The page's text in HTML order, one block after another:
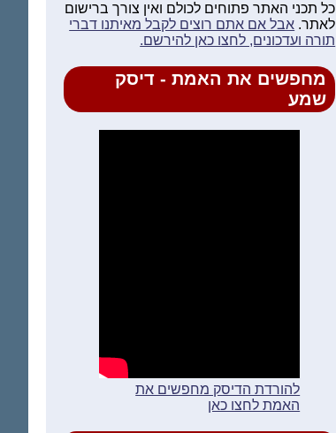
כל תכני האתר פתוחים לכולם ואין צורך ברישום
לאתר. אבל אם אתם רוצים לקבל מאיתנו דברי
תורה ועדכונים, לחצו כאן להירשם.
מחפשים את האמת - דיסק
שמע
להורדת הדיסק מחפשים את
האמת לחצו כאן